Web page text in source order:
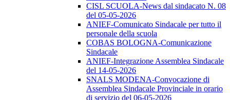
CISL SCUOLA-News dal sindacato N. 08
del 05-05-2026
ANIEF-Comunicato Sindacale per tutto il
personale della scuola
COBAS BOLOGNA-Comunicazione
Sindacale
ANIEF-Integrazione Assemblea Sindacale
del 14-05-2026
SNALS MODENA-Convocazione di
Assemblea Sindacale Provinciale in orario
di servizio del 06-05-2026